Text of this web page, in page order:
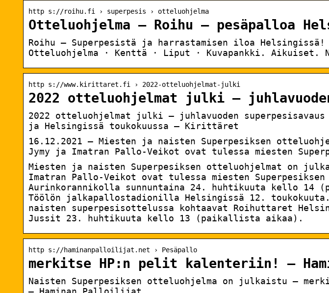
http s://roihu.fi › superpesis › otteluohjelma
Otteluohjelma – Roihu – pesäpalloa
Roihu – Superpesistä ja harrastamisen iloa Helsingissä!
Otteluohjelma · Kenttä · Liput · Kuvapankki. Aikuiset.
http s://www.kirittaret.fi › 2022-otteluohjelmat-julki
2022 otteluohjelmat julki –
2022 otteluohjelmat julki – juhlavuoden superpesisavaus
ja Helsingissä toukokuussa – Kirittäret
16.12.2021 — Miesten ja naisten Superpesiksen
Jymy ja Imatran Pallo-Veikot ovat tulessa miesten
Miesten ja naisten Superpesiksen otteluohjelmat on
Imatran Pallo-Veikot ovat tulessa miesten Superpesiksen
Aurinkorannikolla sunnuntaina 24. huhtikuuta kello
Töölön jalkapallostadionilla Helsingissä 12. toukokuuta.
naisten superpesisottelussa kohtaavat Roihuttaret
Jussit 23. huhtikuuta kello 13 (paikallista aikaa).
http s://haminanpalloilijat.net › Pesäpallo
merkitse HP:n pelit kalenteriin! –
Naisten Superpesiksen otteluohjelma on julkaistu —